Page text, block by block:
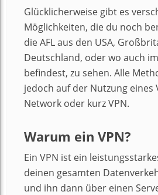
Glücklicherweise gibt es
Möglichkeiten, die du noch
die AFL aus den USA,
Deutschland, oder wo auch
befindest, zu sehen. Alle
jedoch auf der Nutzung eines
Network oder kurz VPN.
Warum ein VPN?
Ein VPN ist ein
deinen gesamten
und ihn dann über einen